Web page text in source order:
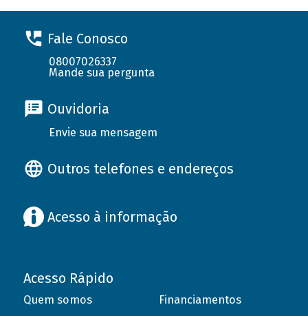
Fale Conosco
08007026337
Mande sua pergunta
Ouvidoria
Envie sua mensagem
Outros telefones e endereços
Acesso à informação
Acesso Rápido
Quem somos
Financiamentos